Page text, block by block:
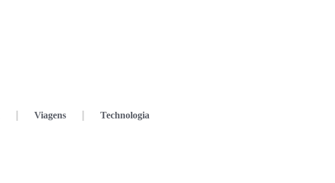
Viagens Technologia